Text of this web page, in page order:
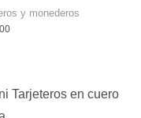
y monederos